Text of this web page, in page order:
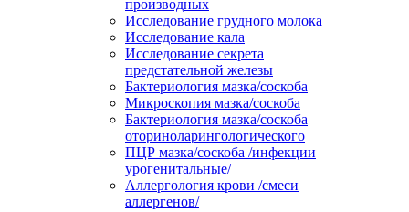
производных
Исследование грудного молока
Исследование кала
Исследование секрета
предстательной железы
Бактериология мазка/соскоба
Микроскопия мазка/соскоба
Бактериология мазка/соскоба
оториноларингологического
ПЦР мазка/соскоба /инфекции
урогенитальные/
Аллергология крови /смеси
аллергенов/